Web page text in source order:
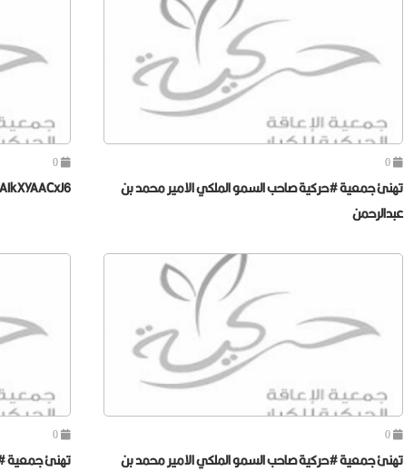
0
تهنئ جمعية #حركية صاحب السمو الملكي الامير محمد بن
عبدالرحمن
0
0
تهنئ جمعية #حركية صاحب السمو الملكي الامير محمد بن
0
تهنئ جمعية